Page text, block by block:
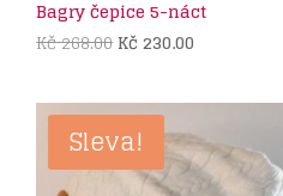
Bagry čepice 5-náct
Kč268.00Původní
byla:
Kč 268.00.
Kč 230.00
je:
Sleva!